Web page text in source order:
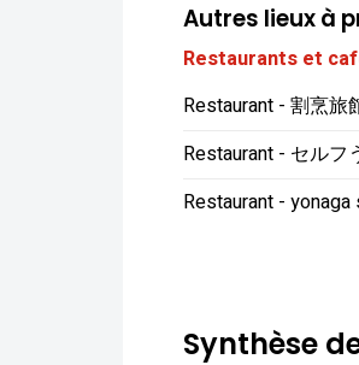
Autres lieux à
Restaurants et
Restaurant - yonaga
Synthèse